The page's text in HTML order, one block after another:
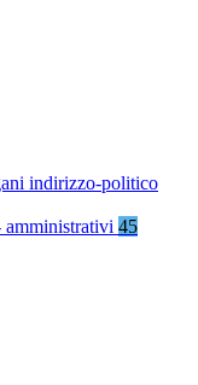
indirizzo-politico
45